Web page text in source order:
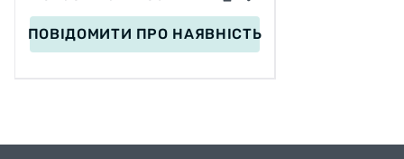
ПОВІДОМИТИ ПРО НАЯВНІСТЬ